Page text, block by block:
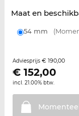
Maat en
54 mm
Adviesprijs € 190,00
€ 152,00
incl. 21.00% btw.